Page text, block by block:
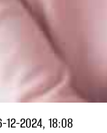
12-2024, 18:08